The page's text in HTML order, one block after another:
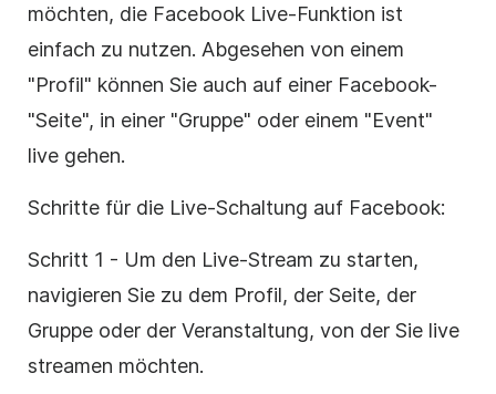
möchten, die Facebook Live-Funktion ist
einfach zu nutzen. Abgesehen von einem
"Profil" können Sie auch auf einer Facebook-
"Seite", in einer "Gruppe" oder einem "Event"
live gehen.
Schritte für die Live-Schaltung auf Facebook:
Schritt 1 - Um den Live-Stream zu starten,
navigieren Sie zu dem Profil, der Seite, der
Gruppe oder der Veranstaltung, von der Sie live
streamen möchten.